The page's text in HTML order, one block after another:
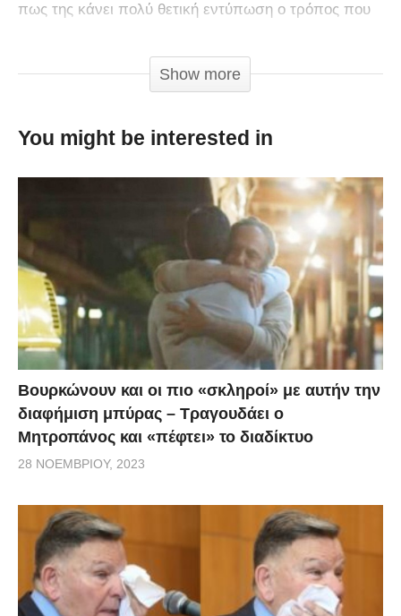
πως της κάνει πολύ θετική εντύπωση ο τρόπος που
του, καθώς δεν ντρέπεται να ανοιχτεί στα θέματα
Ο 58χρονος ηθοποιός, της αποκάλυψε τον λόγο που
κάνουν οι ποιητές” και πως με τις νεότερες οι
μεγαλύτεροι άντρες “παίρνουν πνοή”. Είπε
χαρακτηριστικά: “Πάω” με μικρές, όπως οι ποιητές,
για να παίρνω πνοή. Με τη θεία μου θα “πάω”;
Πάντως, δεν είναι η πρώτη φορά που κάνει τέτοιες
δηλώσεις, αφού δύο μήνες πριν, είχε πει σε άλλη
εκπομπή πως χώρισε την 22χρονη κοπέλα του, γιατί
είναι πολυγαμικός.
Show more
You might be interested in
Βουρκώνουν και οι πιο «σκληροί» με αυτήν την
διαφήμιση μπύρας – Τραγουδάει ο
Μητροπάνος και «πέφτει» το διαδίκτυο
28 ΝΟΕΜΒΡΊΟΥ, 2023